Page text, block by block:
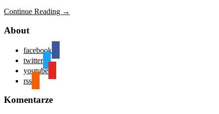
Continue Reading →
About
facebook
twitter
youtube
rss
Komentarze